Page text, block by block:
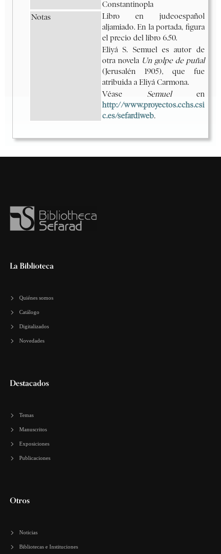
La Biblioteca
Quiénes somos
Catálogo
Digitalizados
Novedades
Destacados
Temas
Manuscritos
Exposiciones
Publicaciones
Otros
Noticias
Bibliotecas e Instituciones